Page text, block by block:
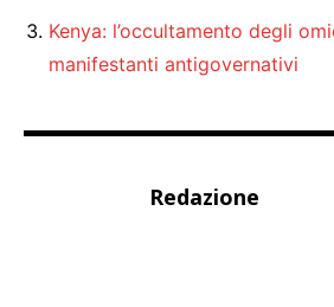
Kenya: l’occultamento degli
manifestanti antigovernativi
Redazione